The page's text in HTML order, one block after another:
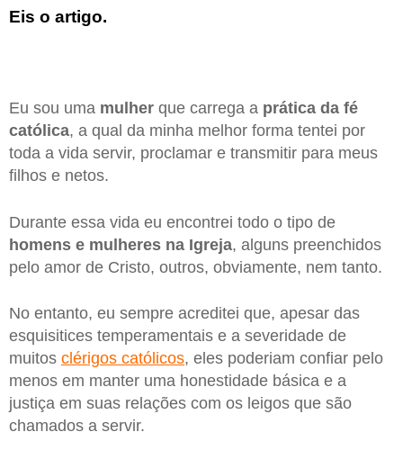
Eis o artigo.
Eu sou uma mulher que carrega a prática da fé
católica, a qual da minha melhor forma tentei por
toda a vida servir, proclamar e transmitir para meus
filhos e netos.
Durante essa vida eu encontrei todo o tipo de
homens e mulheres na Igreja, alguns preenchidos
pelo amor de Cristo, outros, obviamente, nem tanto.
No entanto, eu sempre acreditei que, apesar das
esquisitices temperamentais e a severidade de
muitos clérigos católicos, eles poderiam confiar pelo
menos em manter uma honestidade básica e a
justiça em suas relações com os leigos que são
chamados a servir.